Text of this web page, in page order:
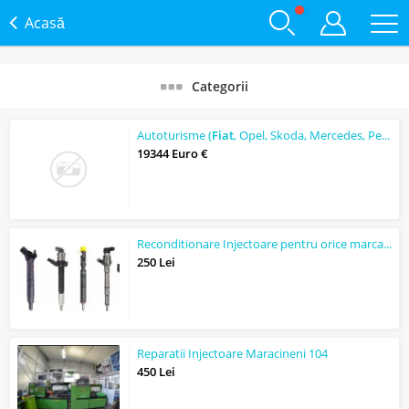
Acasă
Categorii
Autoturisme (Fiat, Opel, Skoda, Mercedes, Peugeot, Dacia, Jeep)
19344 Euro €
Reconditionare Injectoare pentru orice marca auto
250 Lei
Reparatii Injectoare Maracineni 104
450 Lei